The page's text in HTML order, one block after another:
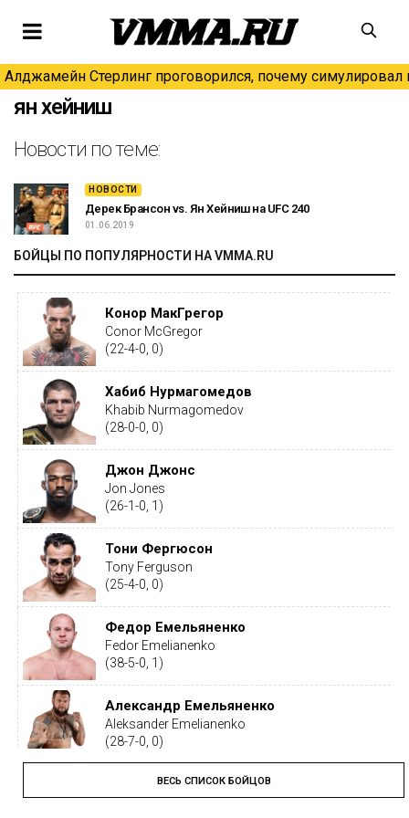
Алджамейн Стерлинг проговорился, почему симулировал
ян хейниш
Новости по теме:
НОВОСТИ
Дерек Брансон vs. Ян Хейниш на UFC 240
01.06.2019
БОЙЦЫ ПО ПОПУЛЯРНОСТИ НА VMMA.RU
Конор МакГрегор
Conor McGregor
(22-4-0, 0)
Хабиб Нурмагомедов
Khabib Nurmagomedov
(28-0-0, 0)
Джон Джонс
Jon Jones
(26-1-0, 1)
Тони Фергюсон
Tony Ferguson
(25-4-0, 0)
Федор Емельяненко
Fedor Emelianenko
(38-5-0, 1)
Александр Емельяненко
Aleksander Emelianenko
(28-7-0, 0)
Тайрон Вудли
Tyron Woodley
ВЕСЬ СПИСОК БОЙЦОВ